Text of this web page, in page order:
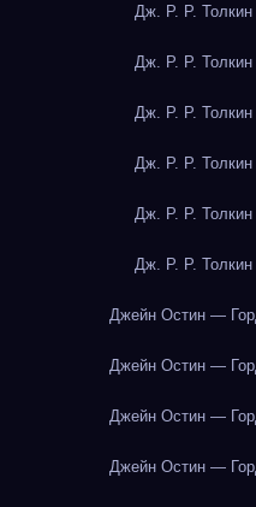
Дж. Р. Р.
Дж. Р. Р.
Дж. Р. Р.
Дж. Р. Р.
Дж. Р. Р.
Дж. Р. Р.
Джейн Остин —
Джейн Остин —
Джейн Остин —
Джейн Остин —